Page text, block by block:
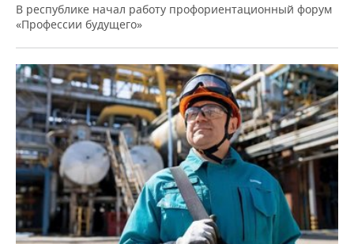
В республике начал работу профориентационный форум
«Профессии будущего»